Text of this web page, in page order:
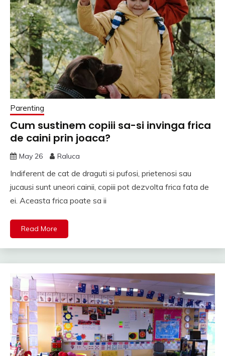
Parenting
Cum sustinem copiii sa-si invinga frica
de caini prin joaca?
May 26 Raluca
Indiferent de cat de draguti si pufosi, prietenosi sau
jucausi sunt uneori cainii, copiii pot dezvolta frica fata de
ei. Aceasta frica poate sa ii
Read More